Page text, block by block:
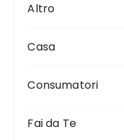
Altro
Casa
Consumatori
Fai da Te